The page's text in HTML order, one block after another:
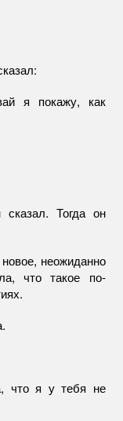
я покажу, как
Тогда он
неожиданно
что такое по-
что я у тебя не